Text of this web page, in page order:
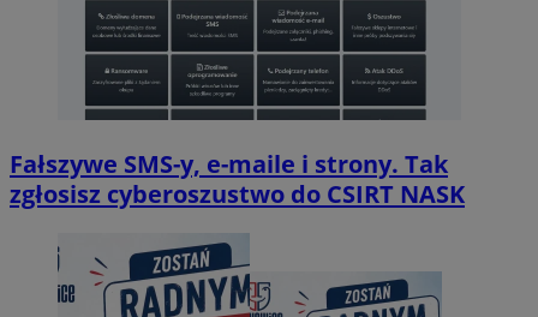
Fałszywe SMS-y, e-maile i strony. Tak
zgłosisz cyberoszustwo do CSIRT NASK